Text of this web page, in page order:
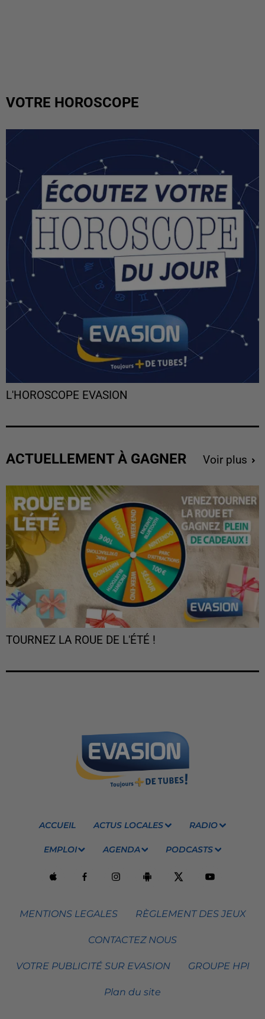
VOTRE HOROSCOPE
L'HOROSCOPE EVASION
ACTUELLEMENT À GAGNER Voir plus
TOURNEZ LA ROUE DE L'ÉTÉ !
ACCUEIL ACTUS LOCALES RADIO
EMPLOI AGENDA PODCASTS
MENTIONS LEGALES RÈGLEMENT DES JEUX
CONTACTEZ NOUS
VOTRE PUBLICITÉ SUR EVASION GROUPE HPI
Plan du site